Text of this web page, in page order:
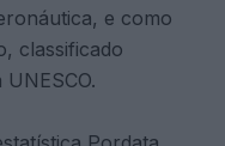
e como
classificado